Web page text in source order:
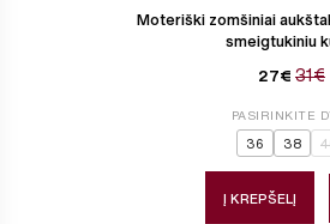
Moteriški zomšiniai
smeigtukiniu
27€ 31€
PASIRINKITE
36 38
Į KREPŠELĮ